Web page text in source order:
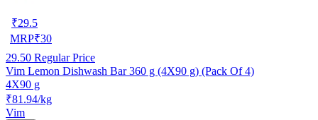
₹29.5
MRP₹30
29.50 Regular Price
Vim Lemon Dishwash Bar 360 g (4X90 g) (Pack Of 4)
4X90 g
₹81.94/kg
Vim